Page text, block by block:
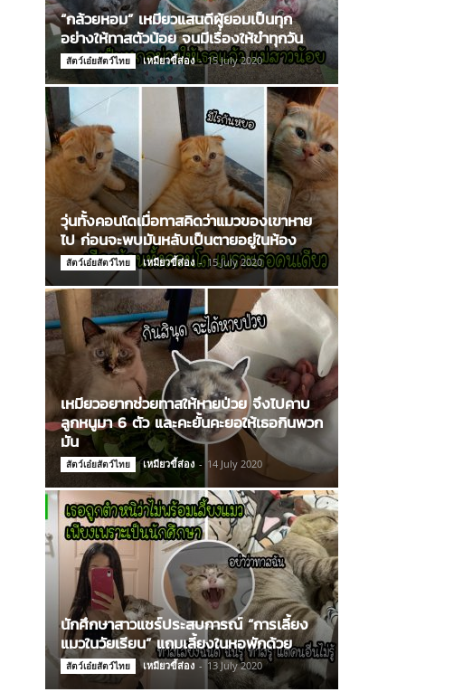
“กล้วยหอม” เหมียวแสนดีผู้ยอมเป็นทุก
อย่างให้ทาสตัวน้อย จนมีเรื่องให้ขำทุกวัน
สัตว์เอ๋ยสัตว์ไทย เหมียวขี้ส่อง - 15 July 2020
วุ่นทั้งคอนโดเมื่อทาสคิดว่าแมวของเขาหาย
ไป ก่อนจะพบมันหลับเป็นตายอยู่ในห้อง
สัตว์เอ๋ยสัตว์ไทย เหมียวขี้ส่อง - 15 July 2020
เหมียวอยากช่วยทาสให้หายป่วย จึงไปคาบ
ลูกหนูมา 6 ตัว และคะยั้นคะยอให้เธอกินพวก
มัน
สัตว์เอ๋ยสัตว์ไทย เหมียวขี้ส่อง - 14 July 2020
นักศึกษาสาวแชร์ประสบการณ์ “การเลี้ยง
แมวในวัยเรียน” แถมเลี้ยงในหอพักด้วย
สัตว์เอ๋ยสัตว์ไทย เหมียวขี้ส่อง - 13 July 2020